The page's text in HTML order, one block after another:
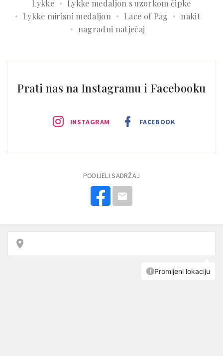
Lykke
Lykke medaljon s uzorkom čipke
Lykke mirisni medaljon
Lace of Pag
nakit
nagradni natječaj
Prati nas na Instagramu i Facebooku
INSTAGRAM FACEBOOK
PODIJELI SADRŽAJ